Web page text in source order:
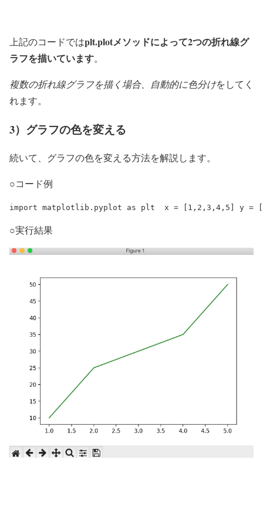
上記のコードではplt.plotメソッドによって2つの折れ線グ
ラフを描いています。
複数の折れ線グラフを描く場合、自動的に色分けをしてく
れます。
3）グラフの色を変える
続いて、グラフの色を変える方法を解説します。
○コード例
import matplotlib.pyplot as plt  x = [1,2,3,4,5] y =
○実行結果